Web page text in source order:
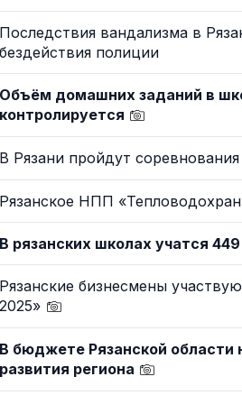
Последствия вандализма в
бездействия полиции
Объём домашних заданий в
контролируется
В Рязани пройдут
Рязанское НПП
В рязанских школах учатся
Рязанские бизнесмены
2025»
В бюджете Рязанской области
развития региона